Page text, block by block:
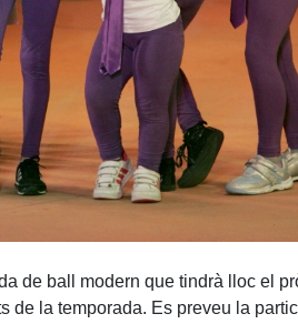
de ball modern que tindrà lloc el
de la temporada. Es preveu la